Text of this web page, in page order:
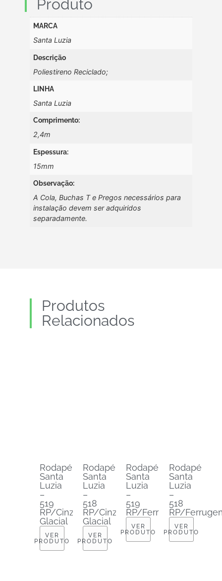
Produto
MARCA
Santa Luzia
Descrição
Poliestireno Reciclado;
LINHA
Santa Luzia
Comprimento:
2,4m
Espessura:
15mm
Observação:
A Cola, Buchas T e Pregos necessários para
instalação devem ser adquiridos
separadamente.
Produtos
Relacionados
Rodapé
Santa
Luzia
–
519
RP/Cinza
Glacial
VER
PRODUTO
Rodapé
Santa
Luzia
–
518
RP/Cinza
Glacial
VER
PRODUTO
Rodapé
Santa
Luzia
–
519
RP/Ferrugem
VER
PRODUTO
Rodapé
Santa
Luzia
–
518
RP/
VER
PRODUTO